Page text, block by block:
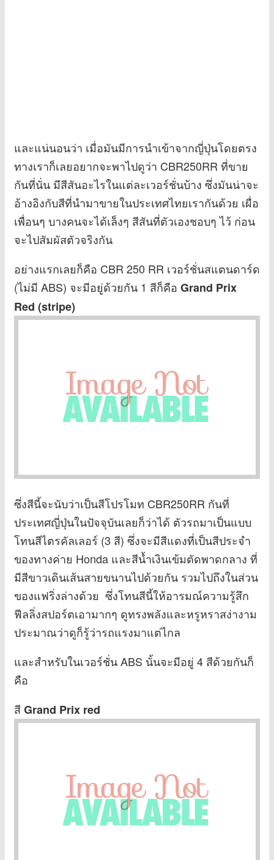
และแน่นอนว่า เมื่อมันมีการนำเข้าจากญี่ปุ่นโดยตรง
ทางเราก็เลยอยากจะพาไปดูว่า CBR250RR ที่ขาย
กันที่นั่น มีสีสันอะไรในแต่ละเวอร์ชั่นบ้าง ซึ่งมันน่าจะ
อ้างอิงกับสีที่นำมาขายในประเทศไทยเรากันด้วย เผื่อ
เพื่อนๆ บางคนจะได้เล็งๆ สีสันที่ตัวเองชอบๆ ไว้ ก่อน
จะไปสัมผัสตัวจริงกัน
อย่างแรกเลยก็คือ CBR 250 RR เวอร์ชั่นสแตนดาร์ด
(ไม่มี ABS) จะมีอยู่ด้วยกัน 1 สีก็คือ Grand Prix
Red (stripe)
ซึ่งสีนี้จะนับว่าเป็นสีโปรโมท CBR250RR กันที่
ประเทศญี่ปุ่นในปัจจุบันเลยก็ว่าได้ ตัวรถมาเป็นแบบ
โทนสีไตรคัลเลอร์ (3 สี) ซึ่งจะมีสีแดงที่เป็นสีประจำ
ของทางค่าย Honda และสีน้ำเงินเข้มตัดพาดกลาง ที่
มีสีขาวเดินเส้นสายขนานไปด้วยกัน รวมไปถึงในส่วน
ของแฟริ่งล่างด้วย ซึ่งโทนสีนี้ให้อารมณ์ความรู้สึก
ฟีลลิ่งสปอร์ตเอามากๆ ดูทรงพลังและหรูหราสง่างาม
ประมาณว่าดูก็รู้ว่ารถแรงมาแต่ไกล
และสำหรับในเวอร์ชั่น ABS นั้นจะมีอยู่ 4 สีด้วยกันก็
คือ
สีGrand Prix red